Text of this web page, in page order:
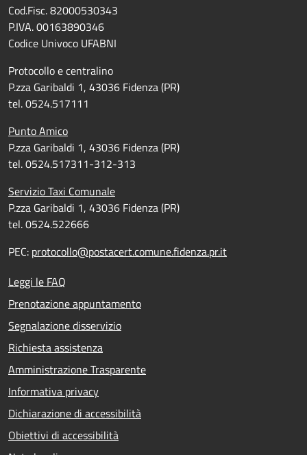
Cod.Fisc. 82000530343
P.IVA. 00163890346
Codice Univoco UFABNI
Protocollo e centralino
P.zza Garibaldi 1, 43036 Fidenza (PR)
tel. 0524.517111
Punto Amico
P.zza Garibaldi 1, 43036 Fidenza (PR)
tel. 0524.517311-312-313
Servizio Taxi Comunale
P.zza Garibaldi 1, 43036 Fidenza (PR)
tel. 0524.522666
PEC: protocollo@postacert.comune.fidenza.pr.it
Leggi le FAQ
Prenotazione appuntamento
Segnalazione disservizio
Richiesta assistenza
Amministrazione Trasparente
Informativa privacy
Dichiarazione di accessibilità
Obiettivi di accessibilità